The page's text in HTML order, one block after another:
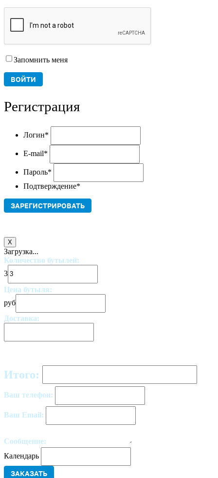
Запомнить меня
Регистрация
Логин*
E-mail*
Пароль*
Подтверждение*
X
Загрузка...
Количество бутылей:
3
Цена бутыля:
руб
Доставка:
Итого:
Ваш телефон:
Ваш Email:
Сообщение:
Календарь